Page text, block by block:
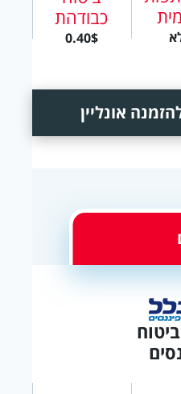
כבודהת
0.40$
אונליין